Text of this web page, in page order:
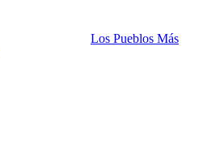
Los Pueblos Más